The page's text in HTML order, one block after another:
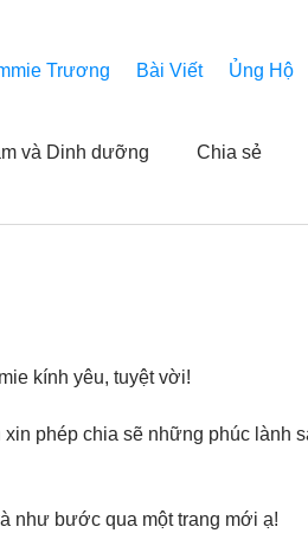
Trương Bài Viết Ủng Hộ
và Dinh dưỡng Chia sẻ
Các
Trích dẫn trong kinh thánh
kính yêu, tuyệt vời!
phép chia sẽ những phúc lành
như bước qua một trang mới ạ!